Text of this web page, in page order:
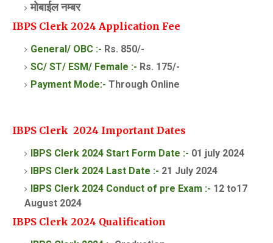
मोबाईल नम्बर
IBPS Clerk 2024 Application Fee
General/ OBC :- Rs. 850/-
SC/ ST/ ESM/ Female :- Rs. 175/-
Payment Mode:- Through Online
IBPS Clerk 2024 Important Dates
IBPS Clerk 2024 Start Form Date :- 01 july 2024
IBPS Clerk 2024 Last Date :- 21 July 2024
IBPS Clerk 2024 Conduct of pre Exam :- 12 to17
August 2024
IBPS Clerk 2024 Qualification